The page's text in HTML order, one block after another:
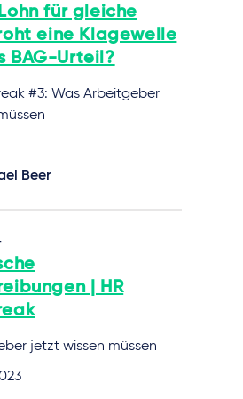
für gleiche
eine Klagewelle
BAG-Urteil?
#3: Was Arbeitgeber
Beer
| HR
jetzt wissen müssen